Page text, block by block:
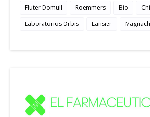
Fluter Domull
Roemmers Bio
Laboratorios Orbis
Lansier